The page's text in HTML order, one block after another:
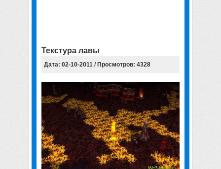
Текстура лавы
Дата: 02-10-2011 / Просмотров: 4328